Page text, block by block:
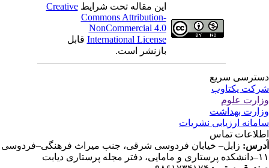
این مقاله تحت شرایطCreative
Commons Attribution-
NonCommercial 4.0
International Licenseقابل
بازنشر است.
سریع
یکتاوب
علوم
بهداشت
ارزیابی نشریات
تماس
زابل– خیابان فردوسی شرقی، جنب میراث فرهنگی–فردوسی
پرستاری دیابت